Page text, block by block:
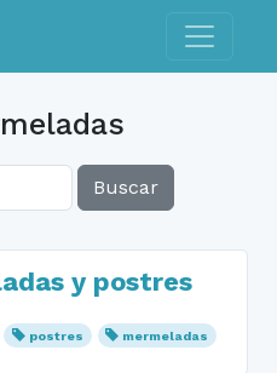
Toggle
Buscar
y postres
postres mermeladas